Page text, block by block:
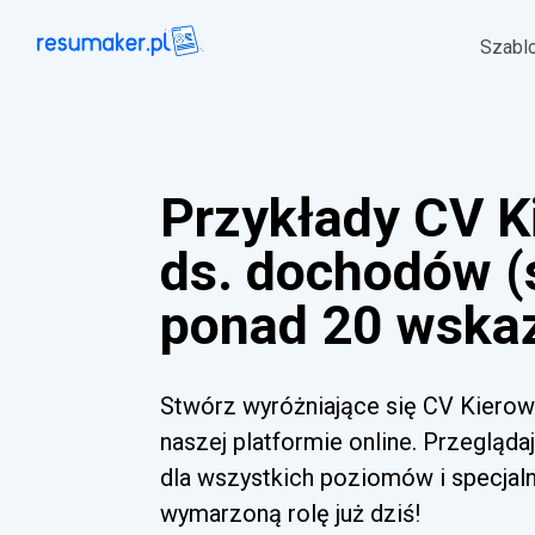
Przykłady CV
ds. dochodów
ponad 20
Stwórz wyróżniające się CV
naszej platformie online.
dla wszystkich poziomów i
wymarzoną rolę już dziś!